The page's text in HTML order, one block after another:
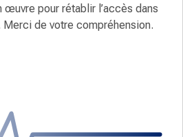
œuvre pour rétablir l’accès dans
Merci de votre compréhension.